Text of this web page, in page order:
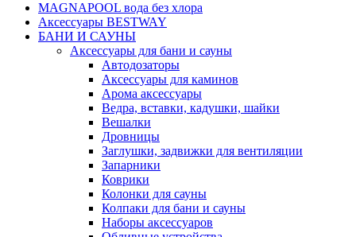
MAGNAPOOL вода без хлора
Аксессуары BESTWAY
БАНИ И САУНЫ
Аксессуары для бани и сауны
Автодозаторы
Аксессуары для каминов
Арома аксессуары
Ведра, вставки, кадушки, шайки
Вешалки
Дровницы
Заглушки, задвижки для вентиляции
Запарники
Коврики
Колонки для сауны
Колпаки для бани и сауны
Наборы аксессуаров